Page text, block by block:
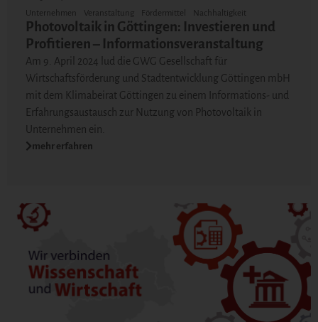
Unternehmen
Veranstaltung Fördermittel Nachhaltigkeit
Photovoltaik in Göttingen: Investieren und
Profitieren – Informationsveranstaltung
Am 9. April 2024 lud die GWG Gesellschaft für
Wirtschaftsförderung und Stadtentwicklung Göttingen mbH
mit dem Klimabeirat Göttingen zu einem Informations- und
Erfahrungsaustausch zur Nutzung von Photovoltaik in
Unternehmen ein.
mehr erfahren